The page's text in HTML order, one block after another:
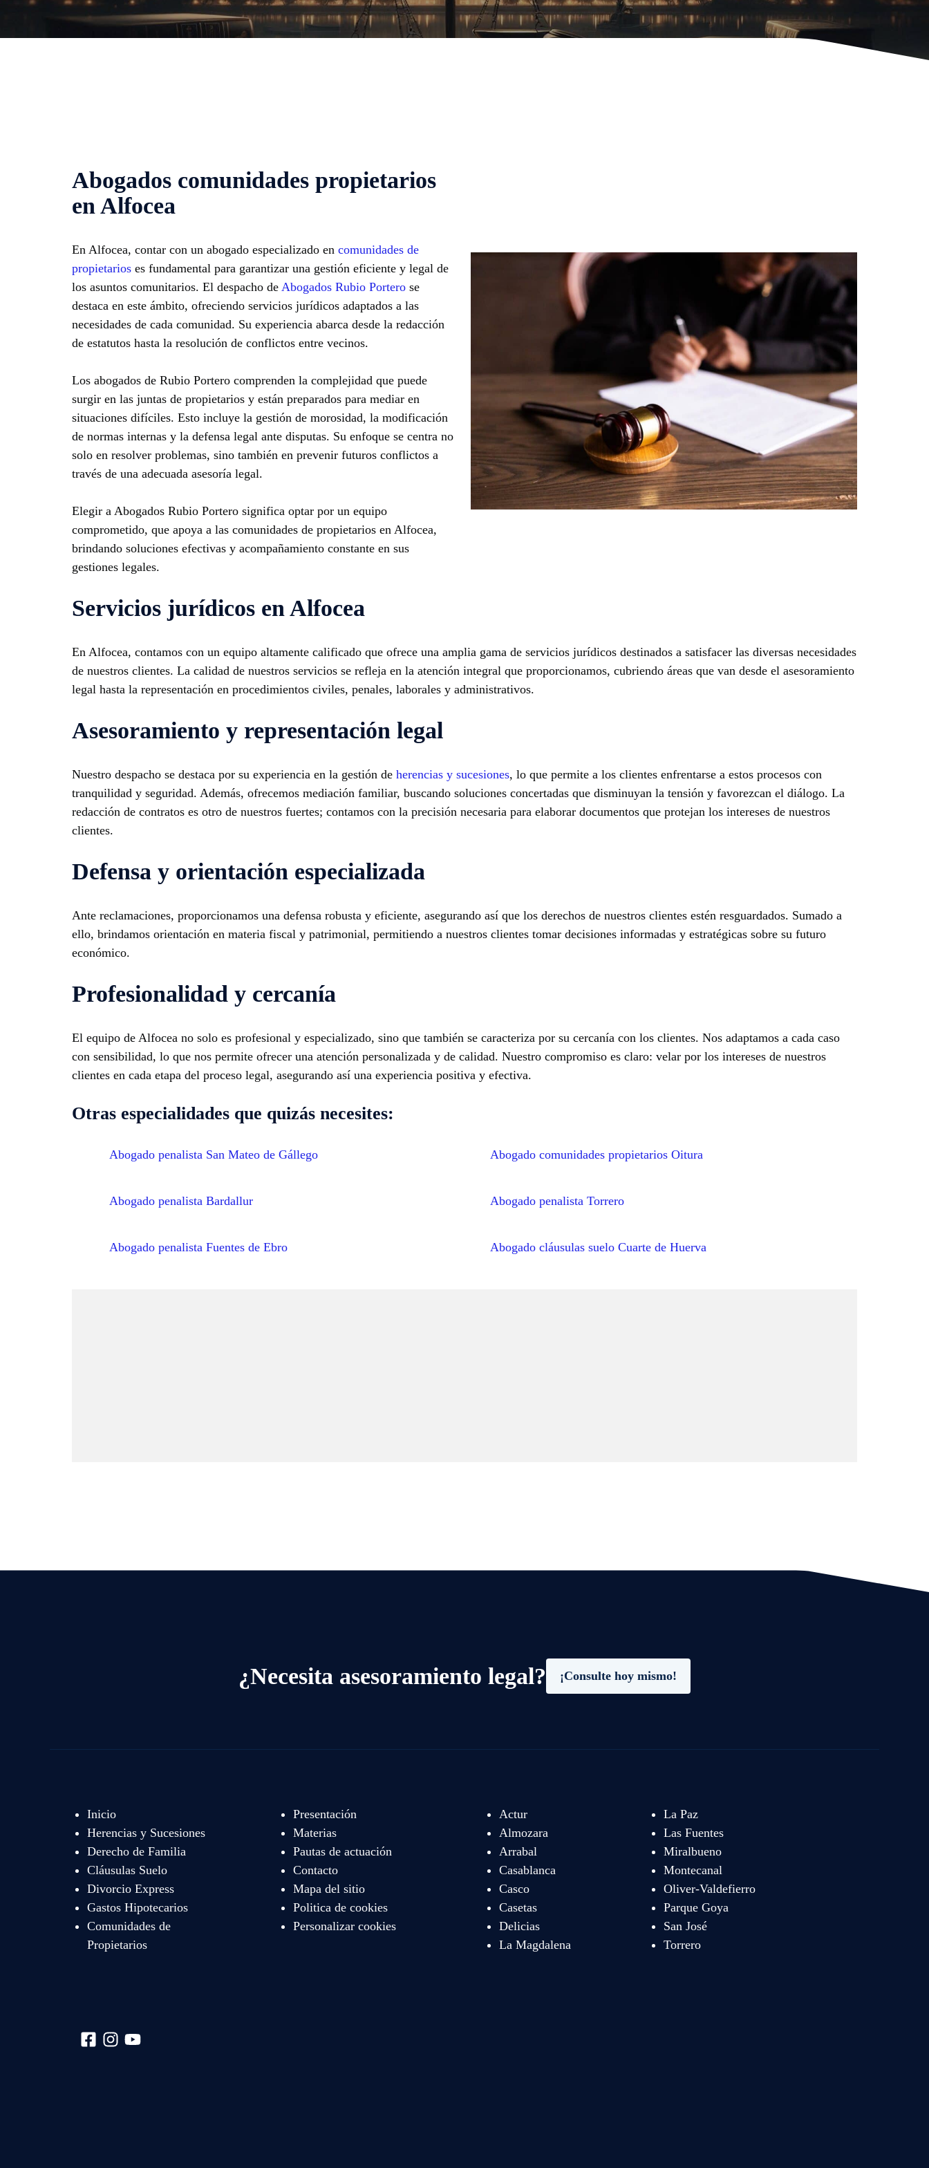
Abogados comunidades propietarios
en Alfocea
En Alfocea, contar con un abogado especializado en comunidades de
propietarios es fundamental para garantizar una gestión eficiente y legal de
los asuntos comunitarios. El despacho de Abogados Rubio Portero se
destaca en este ámbito, ofreciendo servicios jurídicos adaptados a las
necesidades de cada comunidad. Su experiencia abarca desde la redacción
de estatutos hasta la resolución de conflictos entre vecinos.
Los abogados de Rubio Portero comprenden la complejidad que puede
surgir en las juntas de propietarios y están preparados para mediar en
situaciones difíciles. Esto incluye la gestión de morosidad, la modificación
de normas internas y la defensa legal ante disputas. Su enfoque se centra no
solo en resolver problemas, sino también en prevenir futuros conflictos a
través de una adecuada asesoría legal.
Elegir a Abogados Rubio Portero significa optar por un equipo
comprometido, que apoya a las comunidades de propietarios en Alfocea,
brindando soluciones efectivas y acompañamiento constante en sus
gestiones legales.
Servicios jurídicos en Alfocea
En Alfocea, contamos con un equipo altamente calificado que ofrece una amplia gama de servicios jurídicos destinados a satisfacer las diversas necesidades
de nuestros clientes. La calidad de nuestros servicios se refleja en la atención integral que proporcionamos, cubriendo áreas que van desde el asesoramiento
legal hasta la representación en procedimientos civiles, penales, laborales y administrativos.
Asesoramiento y representación legal
Nuestro despacho se destaca por su experiencia en la gestión de herencias y sucesiones, lo que permite a los clientes enfrentarse a estos procesos con
tranquilidad y seguridad. Además, ofrecemos mediación familiar, buscando soluciones concertadas que disminuyan la tensión y favorezcan el diálogo. La
redacción de contratos es otro de nuestros fuertes; contamos con la precisión necesaria para elaborar documentos que protejan los intereses de nuestros
clientes.
Defensa y orientación especializada
Ante reclamaciones, proporcionamos una defensa robusta y eficiente, asegurando así que los derechos de nuestros clientes estén resguardados. Sumado a
ello, brindamos orientación en materia fiscal y patrimonial, permitiendo a nuestros clientes tomar decisiones informadas y estratégicas sobre su futuro
económico.
Profesionalidad y cercanía
El equipo de Alfocea no solo es profesional y especializado, sino que también se caracteriza por su cercanía con los clientes. Nos adaptamos a cada caso
con sensibilidad, lo que nos permite ofrecer una atención personalizada y de calidad. Nuestro compromiso es claro: velar por los intereses de nuestros
clientes en cada etapa del proceso legal, asegurando así una experiencia positiva y efectiva.
Otras especialidades que quizás necesites:
Abogado penalista San Mateo de Gállego Abogado comunidades propietarios Oitura
Abogado penalista Bardallur Abogado penalista Torrero
Abogado penalista Fuentes de Ebro Abogado cláusulas suelo Cuarte de Huerva
¿Necesita asesoramiento legal? ¡Consulte hoy mismo!
Inicio
Herencias y Sucesiones
Derecho de Familia
Cláusulas Suelo
Divorcio Express
Gastos Hipotecarios
Comunidades de
Propietarios
Presentación
Materias
Pautas de actuación
Contacto
Mapa del sitio
Politica de cookies
Personalizar cookies
Actur
Almozara
Arrabal
Casablanca
Casco
Casetas
Delicias
La Magdalena
La Paz
Las Fuentes
Miralbueno
Montecanal
Oliver-Valdefierro
Parque Goya
San José
Torrero